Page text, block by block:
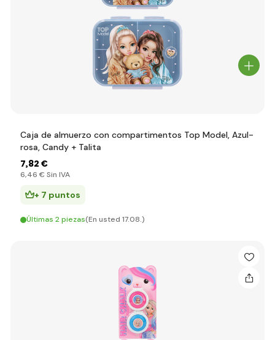
Caja de almuerzo con compartimentos Top Model, Azul-
rosa, Candy + Talita
7,82 €
6,46 € Sin IVA
+ 7 puntos
Últimas 2 piezas(En usted 17.08.)